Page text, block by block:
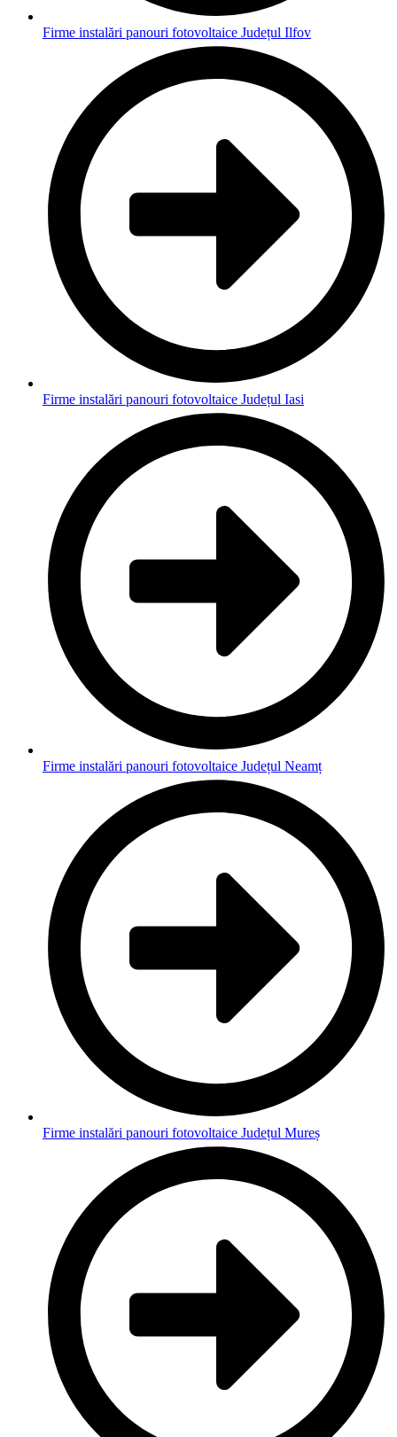
Firme instalări panouri fotovoltaice Județul Ilfov
Firme instalări panouri fotovoltaice Județul Iasi
Firme instalări panouri fotovoltaice Județul Neamț
Firme instalări panouri fotovoltaice Județul Mureș